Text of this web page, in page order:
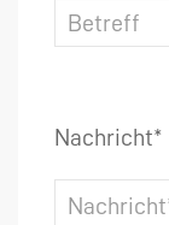
Nachricht*